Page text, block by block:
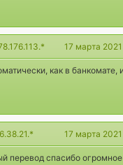
17 марта 2021
как в
17 марта 2021
перевод спасибо